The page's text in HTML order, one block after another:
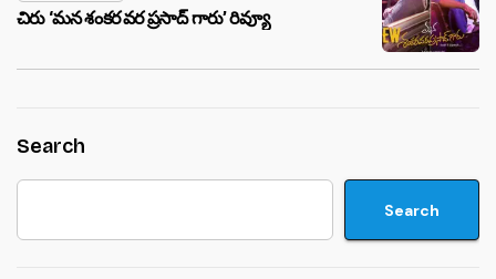
చిరు ‘మ‌న శంక‌ర వ‌ర ప్ర‌సాద్ గారు’ రివ్యూ
Search
Search